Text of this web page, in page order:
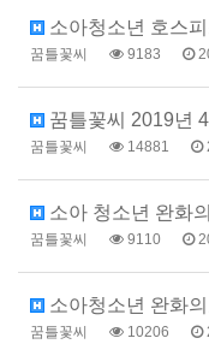
소아청소년 호스
꿈틀꽃씨 9183
꿈틀꽃씨 2019년
꿈틀꽃씨 14881
소아 청소년 완화
꿈틀꽃씨 9110
소아청소년 완화
꿈틀꽃씨 10206